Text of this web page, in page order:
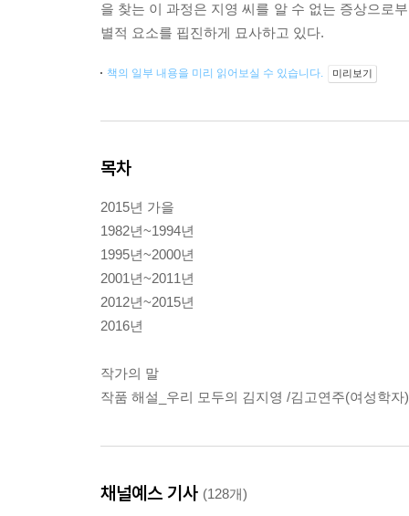
을 찾는 이 과정은 지영 씨를 알 수 없는 증상으로
별적 요소를 핍진하게 묘사하고 있다.
책의 일부 내용을 미리 읽어보실 수 있습니다. 미리보기
목차
2015년 가을
1982년~1994년
1995년~2000년
2001년~2011년
2012년~2015년
2016년
작가의 말
작품 해설_우리 모두의 김지영 /김고연주(여성학자)
채널예스 기사 (128개)